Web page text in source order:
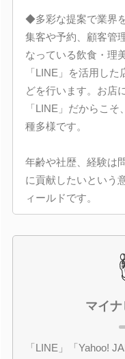
◆多彩な提案で業界
集客や予約、顧客管
なっている飲食・理
「LINE」を活用し
どを行います。お店
「LINE」だからこ
種多様です。
年齢や社歴、経験は
に貢献したいという
ィールドです。
マイナ
「LINE」「Yahoo!